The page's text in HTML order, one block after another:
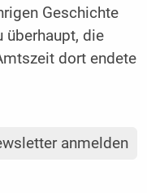
Geschichte
überhaupt, die
dort endete
anmelden